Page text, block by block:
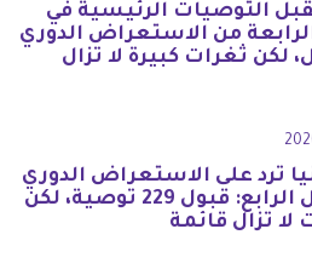
التوصيات الرئيسية في
الرابعة من الاستعراض الدوري
لكن ثغرات كبيرة لا تزال
ترد على الاستعراض الدوري
الشامل الرابع: قبول 229 توصية، لكن
لا تزال قائمة